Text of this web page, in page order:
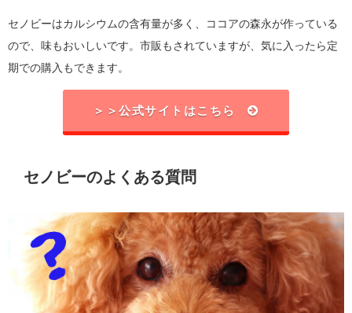
セノビーはカルシウムの含有量が多く、ココアの森永が作っている
ので、味もおいしいです。市販もされていますが、気に入ったら定
期での購入もできます。
＞＞公式サイトはこちら
セノビーのよくある質問